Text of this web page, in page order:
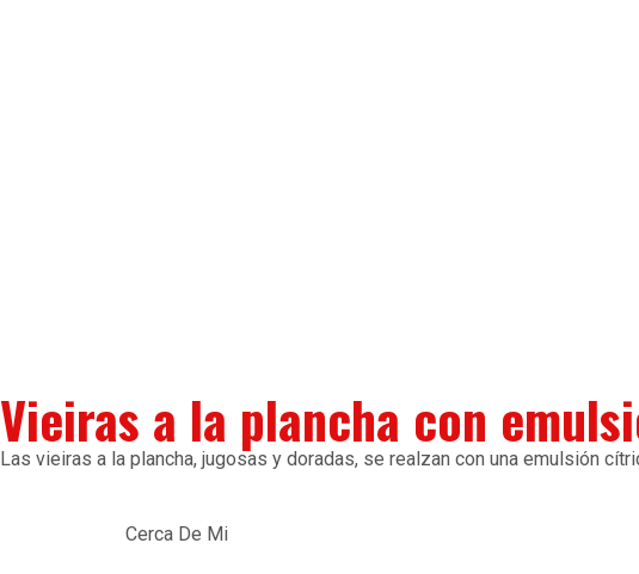
Vieiras a la plancha con
Las vieiras a la plancha, jugosas y doradas, se realzan con una emulsión
Cerca De Mi